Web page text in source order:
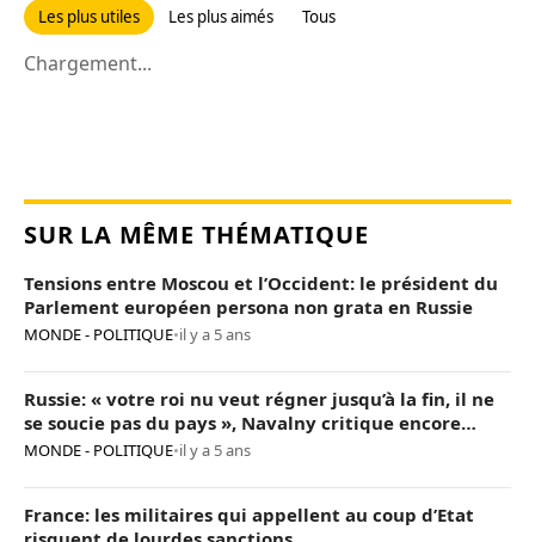
Les plus utiles Les plus aimés Tous
Chargement...
SUR LA MÊME THÉMATIQUE
Tensions entre Moscou et l’Occident: le président du
Parlement européen persona non grata en Russie
MONDE - POLITIQUE•il y a 5 ans
Russie: « votre roi nu veut régner jusqu’à la fin, il ne
se soucie pas du pays », Navalny critique encore
Poutine
MONDE - POLITIQUE•il y a 5 ans
France: les militaires qui appellent au coup d’Etat